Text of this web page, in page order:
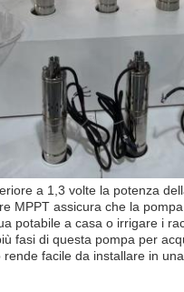
a 1,3 volte la potenza
MPPT assicura che la
potabile a casa o irrigare i
fasi di questa pompa per
facile da installare in